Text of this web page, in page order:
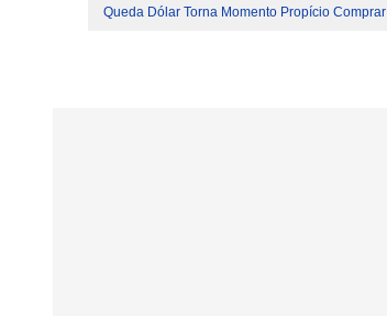
Queda Dólar Torna Momento Propício Comprar